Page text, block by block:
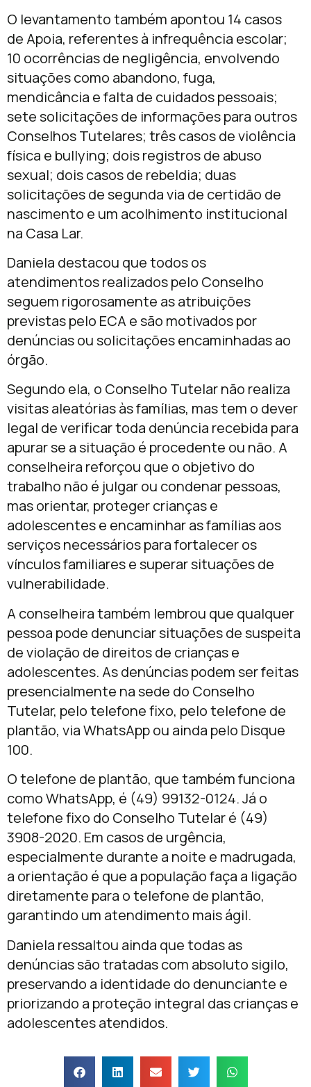
O levantamento também apontou 14 casos
de Apoia, referentes à infrequência escolar;
10 ocorrências de negligência, envolvendo
situações como abandono, fuga,
mendicância e falta de cuidados pessoais;
sete solicitações de informações para outros
Conselhos Tutelares; três casos de violência
física e bullying; dois registros de abuso
sexual; dois casos de rebeldia; duas
solicitações de segunda via de certidão de
nascimento e um acolhimento institucional
na Casa Lar.
Daniela destacou que todos os
atendimentos realizados pelo Conselho
seguem rigorosamente as atribuições
previstas pelo ECA e são motivados por
denúncias ou solicitações encaminhadas ao
órgão.
Segundo ela, o Conselho Tutelar não realiza
visitas aleatórias às famílias, mas tem o dever
legal de verificar toda denúncia recebida para
apurar se a situação é procedente ou não. A
conselheira reforçou que o objetivo do
trabalho não é julgar ou condenar pessoas,
mas orientar, proteger crianças e
adolescentes e encaminhar as famílias aos
serviços necessários para fortalecer os
vínculos familiares e superar situações de
vulnerabilidade.
A conselheira também lembrou que qualquer
pessoa pode denunciar situações de suspeita
de violação de direitos de crianças e
adolescentes. As denúncias podem ser feitas
presencialmente na sede do Conselho
Tutelar, pelo telefone fixo, pelo telefone de
plantão, via WhatsApp ou ainda pelo Disque
100.
O telefone de plantão, que também funciona
como WhatsApp, é (49) 99132-0124. Já o
telefone fixo do Conselho Tutelar é (49)
3908-2020. Em casos de urgência,
especialmente durante a noite e madrugada,
a orientação é que a população faça a ligação
diretamente para o telefone de plantão,
garantindo um atendimento mais ágil.
Daniela ressaltou ainda que todas as
denúncias são tratadas com absoluto sigilo,
preservando a identidade do denunciante e
priorizando a proteção integral das crianças e
adolescentes atendidos.